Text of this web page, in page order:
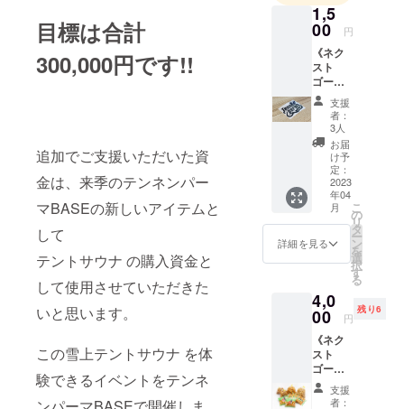
目標は合計
300,000円です!!
追加でご支援いただいた資
金は、来季のテンネンパー
マBASEの新しいアイテムと
して
テントサウナ の購入資金と
して使用させていただきた
いと思います。
この雪上テントサウナ を体
験できるイベントをテンネ
1,5
00 円
《ネク
スト
ゴール
追加リ
ター
ン！》
テンネ
ンパー
BASE
のロゴ
デザイ
ンでも
ある
『Tenn
enperm
』のオ
リジナ
ルカッ
ティン
グス
テッ
カーを
ブラッ
支援
者：
3人
お届
け予
定：
2023
年04
月
詳細を見る
こ
の
リ
タ
ー
ン
を
選
択
す
る
4,0
00 円
残り6
《ネク
スト
ゴール
追加リ
ター支援
者：